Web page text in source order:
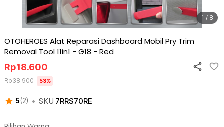
1 / 8
OTOHEROES Alat Reparasi Dashboard Mobil Pry Trim
Removal Tool 11in1 - G18 - Red
5(2) • SKU 7RRS70RE
Rp18.600
Rp38.900 53%